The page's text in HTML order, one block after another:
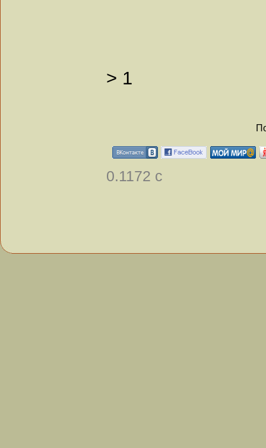
> 1
0.1172 с